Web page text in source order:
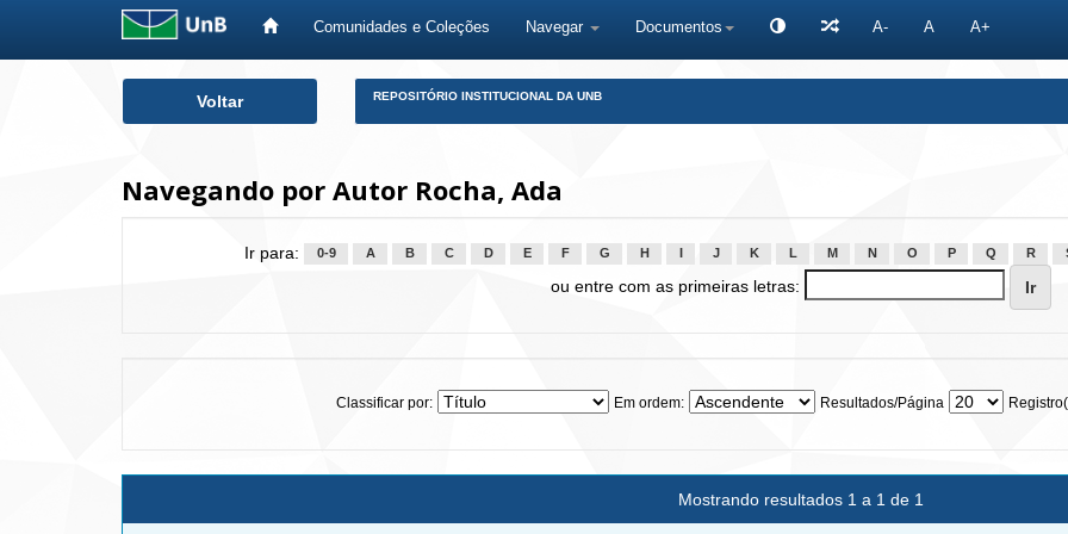
Comunidades e Coleções Navegar Documentos A- A A+
Voltar REPOSITÓRIO INSTITUCIONAL DA UNB
Navegando por Autor Rocha, Ada
Ir para: 0-9 A B C D E F G H J K L M N O P Q R
ou entre com as primeiras letras:
Classificar por: Em ordem: Resultados/Página
Mostrando resultados 1 a 1 de 1